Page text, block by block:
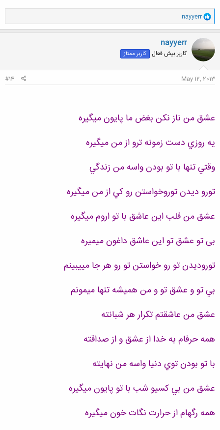
کلیک کنید تا باز شود...
و
ا
ک
ن
ش
ه
ا
nayyerr
nayyerr
کاربر بیش فعال کاربر ممتاز
May 12, 2013
#14
عشق من ناز نکن بغض ما پايون ميگيره
يه روزي دست زمونه ترو از من ميگيره
وقتي تنها با تو بودن واسه من زندگي
تورو ديدن توروخواستن رو کي از من ميگيره
عشق من قلب اين عاشق با تو اروم ميگيره
بی تو عشق تو این عاشق داغون میمیره
توروديدن تو رو خواستن تو رو هر جا مييبينم
بي تو و عشق تو و من هميشه تنها ميمونم
عشق من عاشقتم تکرار هر شبانته
همه حرفام به خدا از عشق و از صداقته
با تو بودن توي دنيا واسه من نهايته
عشق من بي کسيو شب با تو پايون ميگيره
همه رگهام از حرارت نگات خون ميگيره